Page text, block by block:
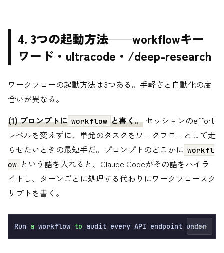
4. 3つの起動方法——workflowキー
ワード・ultracode・/deep-research
ワークフローの起動方法は3つある。手軽さと自動化の度
合いが異なる。
(1) プロンプトに workflow と書く。 セッションのeffort
レベルを変えずに、単発のタスクをワークフローとして走
らせたいときの最短手だ。プロンプトのどこかに workfl
ow という語を入れると、Claude Codeがその語をハイラ
イトし、ターンごとに処理する代わりにワークフロースク
リプトを書く。
Run a workflow to audit every API endpoint under
Copy